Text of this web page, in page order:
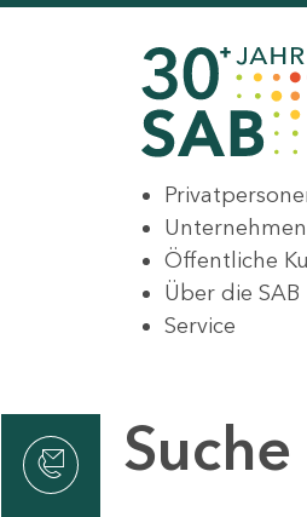
Unternehmen
Öffentliche
Über die SAB
Service
Suche